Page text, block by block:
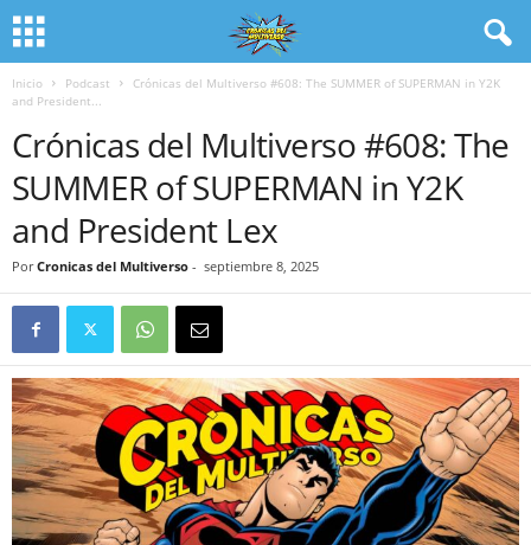
Inicio Podcast
Crónicas del Multiverso #608: The SUMMER of SUPERMAN in Y2K
and President...
Crónicas del Multiverso #608: The
SUMMER of SUPERMAN in Y2K
and President Lex
Por Cronicas del Multiverso - septiembre 8, 2025